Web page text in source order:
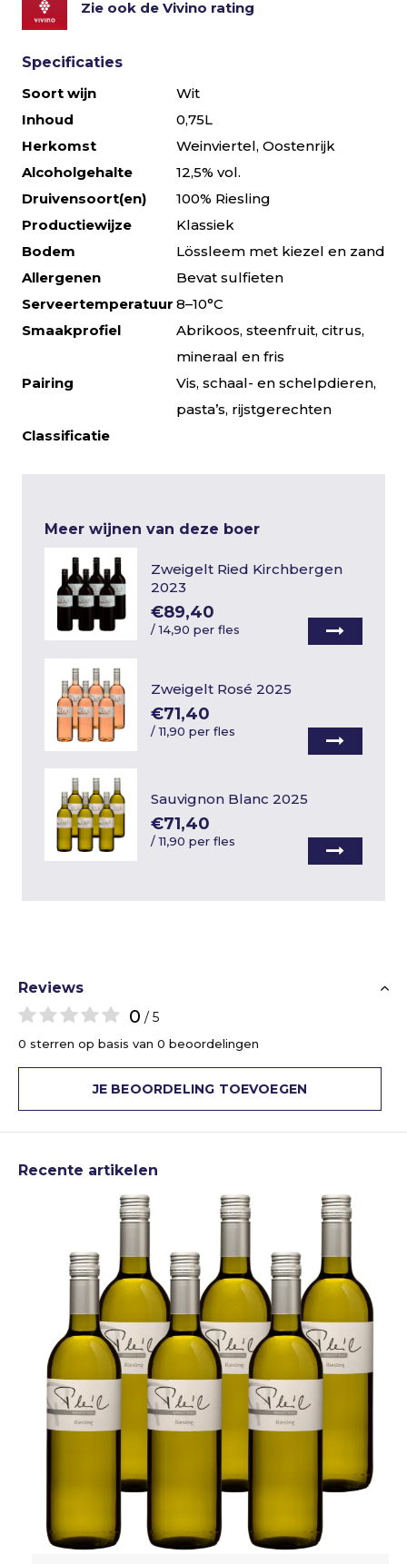
Zie ook de Vivino rating
Specificaties
Soort wijn
Wit
Inhoud
0,75L
Herkomst
Weinviertel, Oostenrijk
Alcoholgehalte
12,5% vol.
Druivensoort(en)
100% Riesling
Productiewijze
Klassiek
Bodem
Lössleem met kiezel en zand
Allergenen
Bevat sulfieten
Serveertemperatuur 8–10°C
Smaakprofiel
Abrikoos, steenfruit, citrus,
mineraal en fris
Pairing
Vis, schaal- en schelpdieren,
pasta’s, rijstgerechten
Classificatie
Meer wijnen van deze boer
Zweigelt Ried Kirchbergen
2023
€89,40
/14,90 per fles
Zweigelt Rosé 2025
€71,40
/11,90 per fles
Sauvignon Blanc 2025
€71,40
/11,90 per fles
Reviews
0 / 5
0 sterren op basis van 0 beoordelingen
JE BEOORDELING TOEVOEGEN
Recente artikelen